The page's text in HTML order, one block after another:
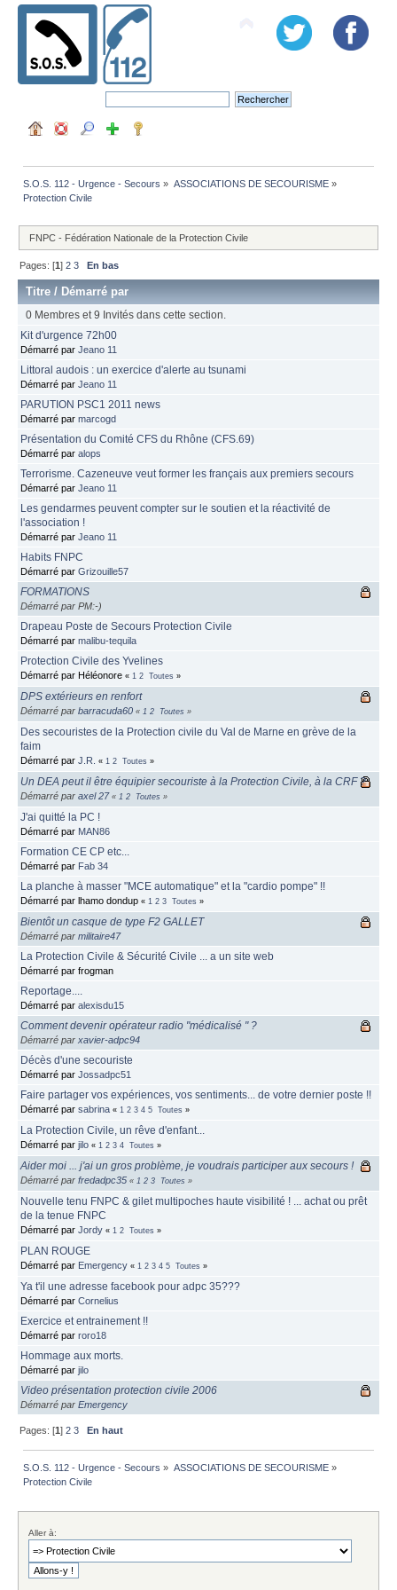
S.O.S. 112 - Urgence - Secours » ASSOCIATIONS DE SECOURISME»
Protection Civile
FNPC - Fédération Nationale de la Protection Civile
Pages: [1]2 3 En bas
Titre / Démarré par
0 Membres et 9 Invités dans cette section.
Kit d'urgence 72h00
Démarré par Jeano 11
Littoral audois : un exercice d'alerte au tsunami
Démarré par Jeano 11
PARUTION PSC1 2011 news
Démarré par marcogd
Présentation du Comité CFS du Rhône (CFS.69)
Démarré par alops
Terrorisme. Cazeneuve veut former les français aux premiers secours
Démarré par Jeano 11
Les gendarmes peuvent compter sur le soutien et la réactivité de
l'association !
Démarré par Jeano 11
Habits FNPC
Démarré par Grizouille57
FORMATIONS
Démarré par PM:-)
Drapeau Poste de Secours Protection Civile
Démarré par malibu-tequila
Protection Civile des Yvelines
Démarré par Héléonore « 1 2 Toutes »
DPS extérieurs en renfort
Démarré par barracuda60 « 1 2 Toutes »
Des secouristes de la Protection civile du Val de Marne en grève de la
faim
Démarré par J.R. « 1 2 Toutes »
Un DEA peut il être équipier secouriste à la Protection Civile, à la CRF ?
Démarré par axel 27 « 1 2 Toutes »
J'ai quitté la PC !
Démarré par MAN86
Formation CE CP etc...
Démarré par Fab 34
La planche à masser "MCE automatique" et la "cardio pompe" !!
Démarré par lhamo dondup « 1 2 3 Toutes »
Bientôt un casque de type F2 GALLET
Démarré par militaire47
La Protection Civile & Sécurité Civile ... a un site web
Démarré par frogman
Reportage....
Démarré par alexisdu15
Comment devenir opérateur radio "médicalisé " ?
Démarré par xavier-adpc94
Décès d'une secouriste
Démarré par Jossadpc51
Faire partager vos expériences, vos sentiments... de votre dernier poste !!
Démarré par sabrina « 1 2 3 4 5 Toutes »
La Protection Civile, un rêve d'enfant...
Démarré par jilo « 1 2 3 4 Toutes »
Aider moi ... j'ai un gros problème, je voudrais participer aux secours !
Démarré par fredadpc35 « 1 2 3 Toutes »
Nouvelle tenu FNPC & gilet multipoches haute visibilité ! ... achat ou prêt
de la tenue FNPC
Démarré par Jordy « 1 2 Toutes »
PLAN ROUGE
Démarré par Emergency « 1 2 3 4 5 Toutes »
Ya t'il une adresse facebook pour adpc 35???
Démarré par Cornelius
Exercice et entrainement !!
Démarré par roro18
Hommage aux morts.
Démarré par jilo
Video présentation protection civile 2006
Démarré par Emergency
Pages: [1]2 3 En haut
S.O.S. 112 - Urgence - Secours » ASSOCIATIONS DE SECOURISME»
Protection Civile
Aller à: